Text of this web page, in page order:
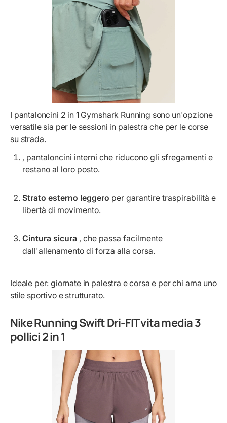
I pantaloncini 2 in 1 Gymshark Running sono un'opzione
versatile sia per le sessioni in palestra che per le corse
su strada.
, pantaloncini interni che riducono gli sfregamenti e
restano al loro posto.
Strato esterno leggero per garantire traspirabilità e
libertà di movimento.
Cintura sicura , che passa facilmente
dall'allenamento di forza alla corsa.
Ideale per: giornate in palestra e corsa e per chi ama uno
stile sportivo e strutturato.
Nike Running Swift Dri-FIT vita media 3
pollici 2 in 1